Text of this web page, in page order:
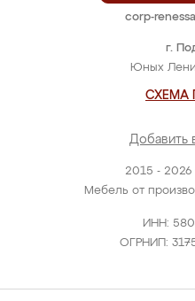
2015 -
Мебель от
ИНН:
ОГРНИП:
г.
Юных
СХЕМА
Добавить
corp-